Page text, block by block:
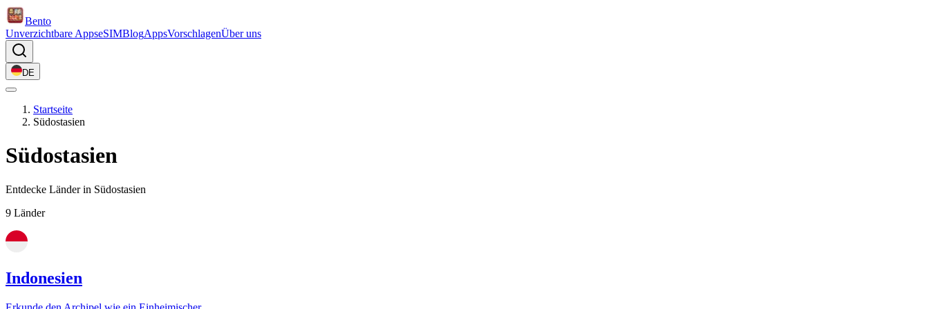
Bento
Unverzichtbare AppseSIMBlogAppsVorschlagenÜber uns
DE
Startseite
Südostasien
Südostasien
Entdecke Länder in Südostasien
9 Länder
Indonesien